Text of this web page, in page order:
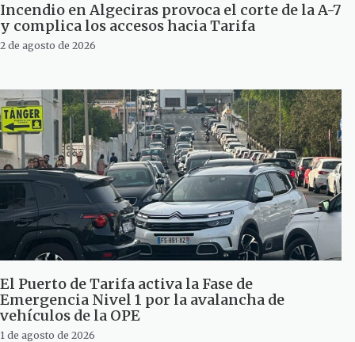
Incendio en Algeciras provoca el corte de la A-7
y complica los accesos hacia Tarifa
2 de agosto de 2026
El Puerto de Tarifa activa la Fase de
Emergencia Nivel 1 por la avalancha de
vehículos de la OPE
1 de agosto de 2026